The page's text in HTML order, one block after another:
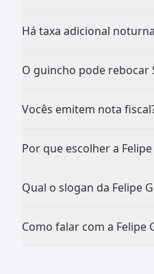
Há taxa adicional
O guincho pode rebocar
Vocês emitem nota
Por que escolher a
Qual o slogan da Felipe
Como falar com a Felipe